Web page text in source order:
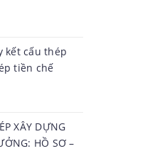
kết cấu thép
tiền chế
XÂY DỰNG
HỒ SƠ –